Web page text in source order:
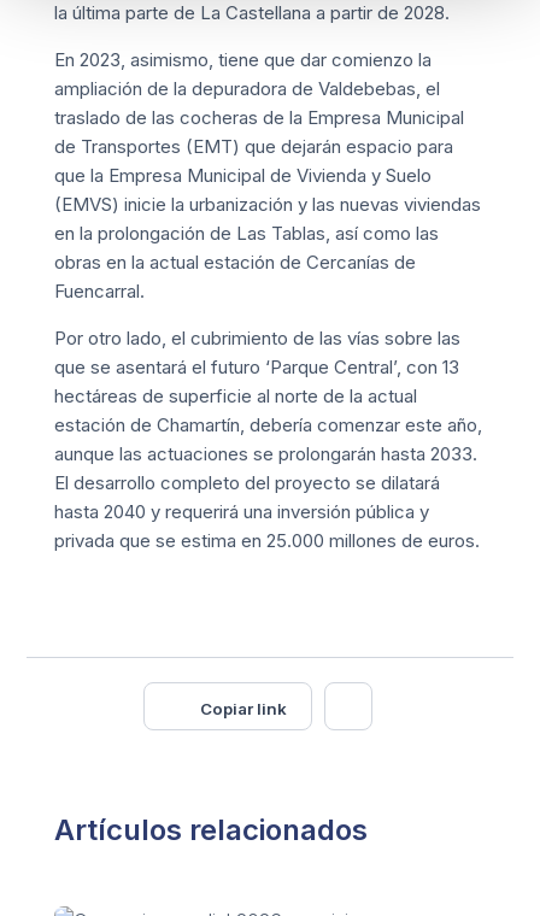
la última parte de La Castellana a partir de 2028.
En 2023, asimismo, tiene que dar comienzo la
ampliación de la depuradora de Valdebebas, el
traslado de las cocheras de la Empresa Municipal
de Transportes (EMT) que dejarán espacio para
que la Empresa Municipal de Vivienda y Suelo
(EMVS) inicie la urbanización y las nuevas viviendas
en la prolongación de Las Tablas, así como las
obras en la actual estación de Cercanías de
Fuencarral.
Por otro lado, el cubrimiento de las vías sobre las
que se asentará el futuro ‘Parque Central’, con 13
hectáreas de superficie al norte de la actual
estación de Chamartín, debería comenzar este año,
aunque las actuaciones se prolongarán hasta 2033.
El desarrollo completo del proyecto se dilatará
hasta 2040 y requerirá una inversión pública y
privada que se estima en 25.000 millones de euros.
Copiar link
Artículos relacionados